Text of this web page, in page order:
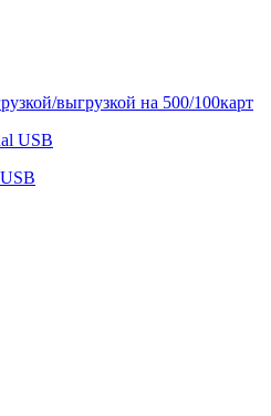
выгрузкой на 500/100карт